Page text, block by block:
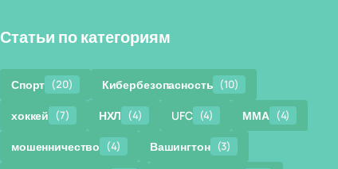
Статьи по категориям
Спорт (20) Кибербезопасность (10)
хоккей (7) НХЛ (4) UFC (4) ММА (4)
мошенничество (4) Вашингтон (3)